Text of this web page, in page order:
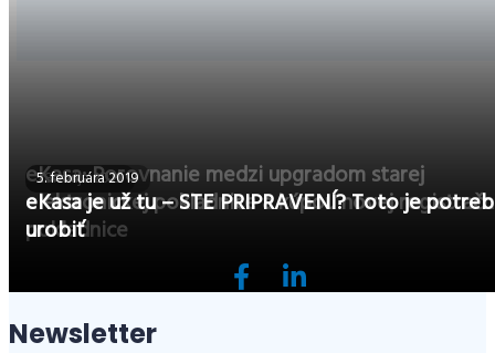
28. mája 2019
eKasa: Porovnanie medzi upgradom starej
elektronickej pokladnice a kúpou novej
pokladnice
5. februára 2019
eKasa je už tu – STE PRIPRAVENÍ? Toto je
urobiť
Newsletter